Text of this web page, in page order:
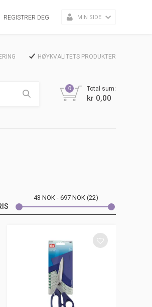
REGISTRER DEG MIN SIDE
HØYKVALITETS PRODUKTER
0 Total sum:
kr 0,00
43 NOK 697 NOK 22